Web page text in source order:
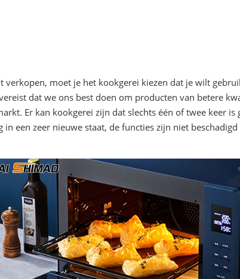
moet je het kookgerei kiezen dat je wilt
dat we ons best doen om producten van betere
Er kan kookgerei zijn dat slechts één of twee keer
een zeer nieuwe staat, de functies zijn niet